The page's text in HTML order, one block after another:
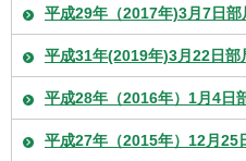
平成29年（2017年)3月7日部
平成31年(2019年)3月22日部
平成28年（2016年）1月4日
平成27年（2015年）12月25